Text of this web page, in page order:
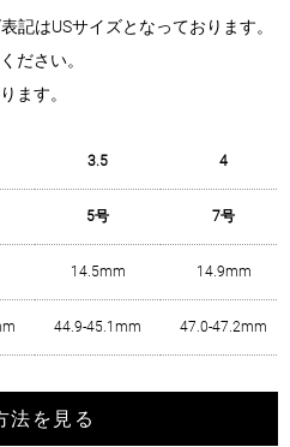
記はUSサイズとなっております。
ださい。
ます。
3.5 4
5号 7号
14.5mm 14.9mm
44.9-45.1mm 47.0-47.2mm
法を見る